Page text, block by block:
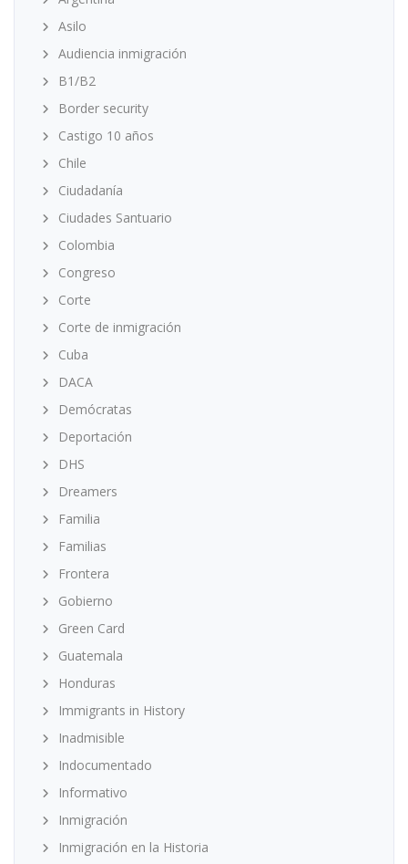
Asilo
Audiencia inmigración
B1/B2
Border security
Castigo 10 años
Chile
Ciudadanía
Ciudades Santuario
Colombia
Congreso
Corte
Corte de inmigración
Cuba
DACA
Demócratas
Deportación
DHS
Dreamers
Familia
Familias
Frontera
Gobierno
Green Card
Guatemala
Honduras
Immigrants in History
Inadmisible
Indocumentado
Informativo
Inmigración
Inmigración en la Historia